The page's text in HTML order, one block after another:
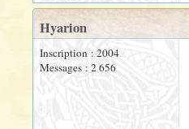
Hyarion
Inscription : 2004
Messages : 2 656